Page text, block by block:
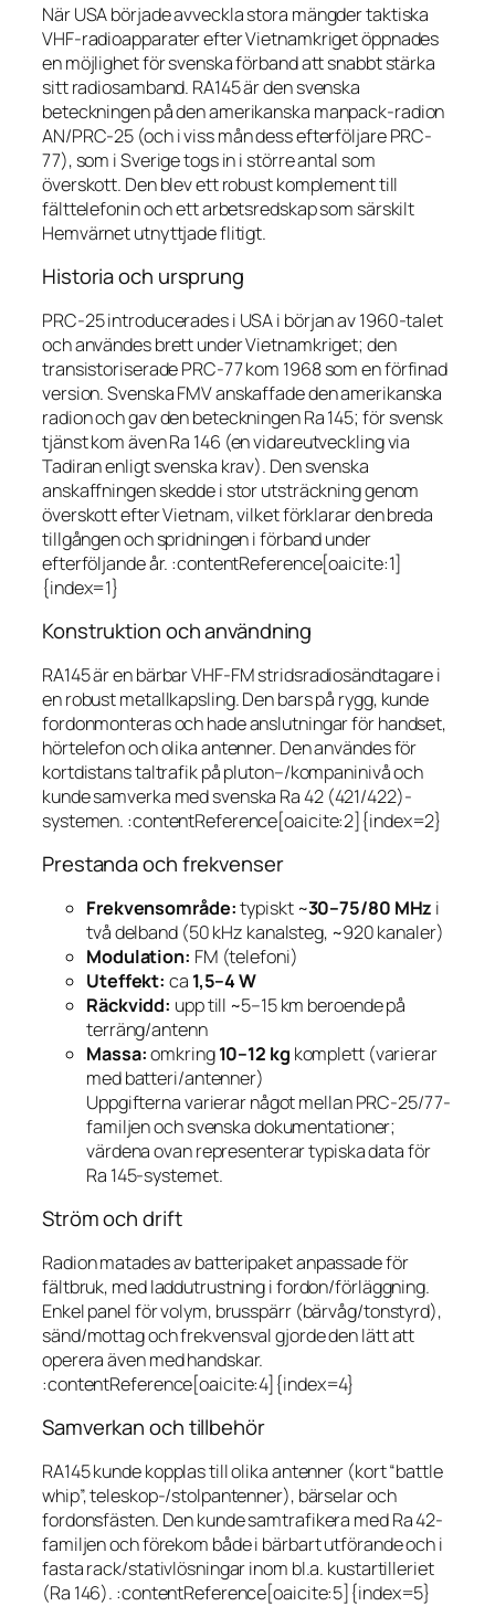
När USA började avveckla stora mängder taktiska
VHF-radioapparater efter Vietnamkriget öppnades
en möjlighet för svenska förband att snabbt stärka
sitt radiosamband. RA145 är den svenska
beteckningen på den amerikanska manpack-radion
AN/PRC-25 (och i viss mån dess efterföljare PRC-
77), som i Sverige togs in i större antal som
överskott. Den blev ett robust komplement till
fälttelefonin och ett arbetsredskap som särskilt
Hemvärnet utnyttjade flitigt.
Historia och ursprung
PRC-25 introducerades i USA i början av 1960-talet
och användes brett under Vietnamkriget; den
transistoriserade PRC-77 kom 1968 som en förfinad
version. Svenska FMV anskaffade den amerikanska
radion och gav den beteckningen Ra 145; för svensk
tjänst kom även Ra 146 (en vidareutveckling via
Tadiran enligt svenska krav). Den svenska
anskaffningen skedde i stor utsträckning genom
överskott efter Vietnam, vilket förklarar den breda
tillgången och spridningen i förband under
efterföljande år. :contentReference[oaicite:1]
{index=1}
Konstruktion och användning
RA145 är en bärbar VHF-FM stridsradiosändtagare i
en robust metallkapsling. Den bars på rygg, kunde
fordonmonteras och hade anslutningar för handset,
hörtelefon och olika antenner. Den användes för
kortdistans taltrafik på pluton–/kompaninivå och
kunde samverka med svenska Ra 42 (421/422)-
systemen. :contentReference[oaicite:2]{index=2}
Prestanda och frekvenser
Frekvensområde:typiskt ~30–75/80 MHz i
två delband (50 kHz kanalsteg, ~920 kanaler)
Modulation: FM (telefoni)
Uteffekt: ca 1,5–4 W
Räckvidd: upp till ~5–15 km beroende på
terräng/antenn
Massa:omkring10–12 kg komplett (varierar
med batteri/antenner)
Uppgifterna varierar något mellan PRC-25/77-
familjen och svenska dokumentationer;
värdena ovan representerar typiska data för
Ra 145-systemet.
Ström och drift
Radion matades av batteripaket anpassade för
fältbruk, med laddutrustning i fordon/förläggning.
Enkel panel för volym, brusspärr (bärvåg/tonstyrd),
sänd/mottag och frekvensval gjorde den lätt att
operera även med handskar.
:contentReference[oaicite:4]{index=4}
Samverkan och tillbehör
RA145 kunde kopplas till olika antenner (kort “battle
whip”, teleskop-/stolpantenner), bärselar och
fordonsfästen. Den kunde samtrafikera med Ra 42-
familjen och förekom både i bärbart utförande och i
fasta rack/stativlösningar inom bl.a. kustartilleriet
(Ra 146). :contentReference[oaicite:5]{index=5}